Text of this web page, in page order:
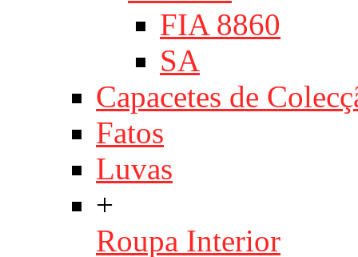
FIA 8860
SA
Capacetes de
Fatos
Luvas
+
Roupa Interior